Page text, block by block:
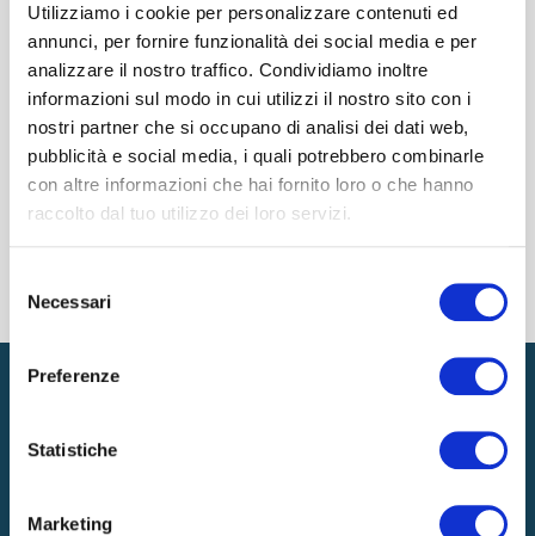
Utilizziamo i cookie per personalizzare contenuti ed
annunci, per fornire funzionalità dei social media e per
analizzare il nostro traffico. Condividiamo inoltre
informazioni sul modo in cui utilizzi il nostro sito con i
nostri partner che si occupano di analisi dei dati web,
pubblicità e social media, i quali potrebbero combinarle
con altre informazioni che hai fornito loro o che hanno
raccolto dal tuo utilizzo dei loro servizi.
delNecessari
Preferenze
Statistiche
Marketing
CATÉGORIES
TAG